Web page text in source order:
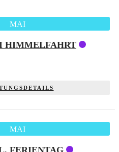
MAI
HIMMELFAHRT
MAI